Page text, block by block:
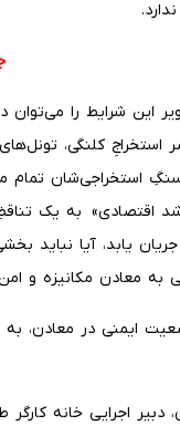
این شرایط را می‌توان
استخراجِ کلنگی،
استخراجی‌شان
اقتصادی» به یک
یابد، آیا نباید
به معادن مکانیزه و
ایمنی در معادن، به
دبیر اجرایی خانه